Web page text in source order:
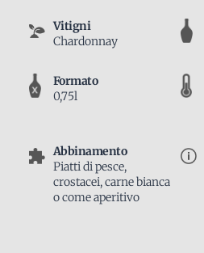
Vitigni
Chardonnay
Formato
0,75l
Abbinamento
Piatti di pesce,
crostacei, carne bianca
o come aperitivo